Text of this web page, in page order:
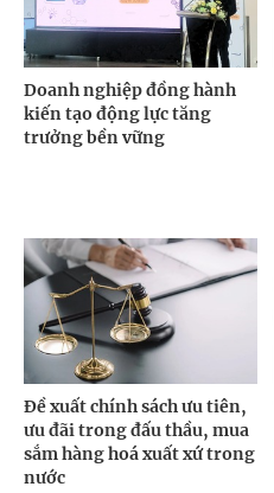
Doanh nghiệp đồng hành
kiến tạo động lực tăng
trưởng bền vững
Đề xuất chính sách ưu tiên,
ưu đãi trong đấu thầu, mua
sắm hàng hoá xuất xứ trong
nước